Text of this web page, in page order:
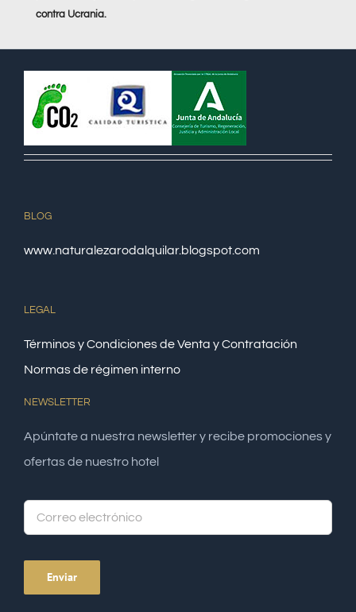
contra Ucrania.
BLOG
www.naturalezarodalquilar.blogspot.com
LEGAL
Términos y Condiciones de Venta y Contratación
Normas de régimen interno
NEWSLETTER
Apúntate a nuestra newsletter y recibe promociones y
ofertas de nuestro hotel